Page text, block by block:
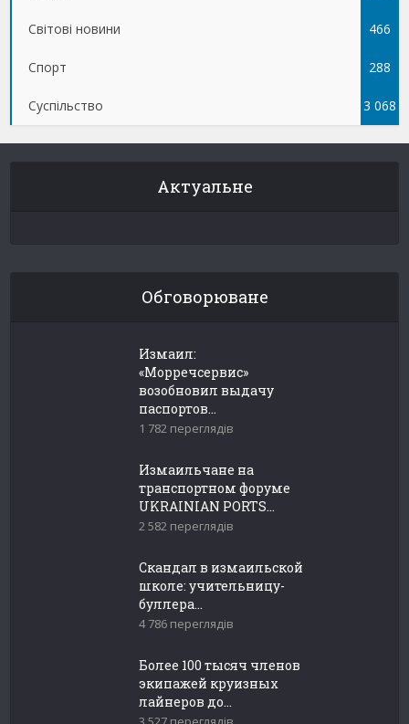
Світові новини 466
Спорт 288
Суспільство 3 068
Актуальне
Обговорюване
Измаил:
«Морречсервис»
возобновил выдачу
паспортов...
1 782 переглядів
Измаильчане на
транспортном форуме
UKRAINIAN PORTS...
2 582 переглядів
Скандал в измаильской
школе: учительницу-
буллера...
4 786 переглядів
Более 100 тысяч членов
экипажей круизных
лайнеров до...